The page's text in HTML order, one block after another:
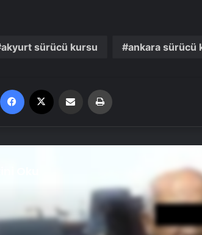
akyurt sürücü kursu ankara sürücü
Facebook Email'den paylaş